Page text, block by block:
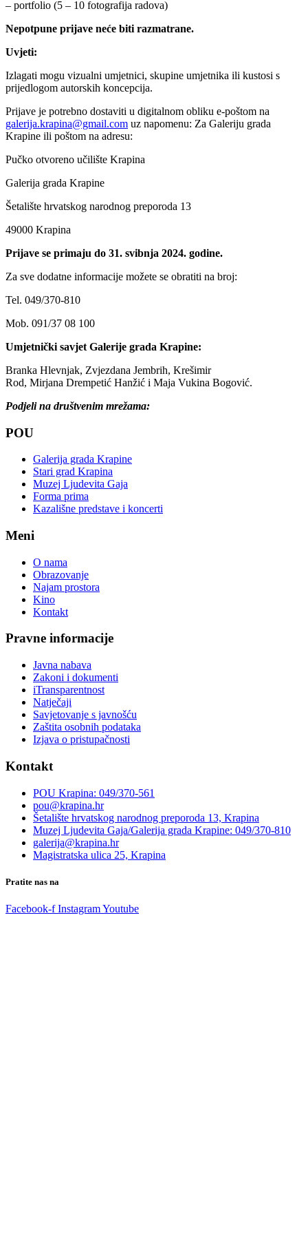
– portfolio (5 – 10 fotografija radova)
Nepotpune prijave neće biti razmatrane.
Uvjeti:
Izlagati mogu vizualni umjetnici, skupine umjetnika ili kustosi s
prijedlogom autorskih koncepcija.
Prijave je potrebno dostaviti u digitalnom obliku e-poštom na
galerija.krapina@gmail.com uz napomenu: Za Galeriju grada
Krapine ili poštom na adresu:
Pučko otvoreno učilište Krapina
Galerija grada Krapine
Šetalište hrvatskog narodnog preporoda 13
49000 Krapina
Prijave se primaju do 31. svibnja 2024. godine.
Za sve dodatne informacije možete se obratiti na broj:
Tel. 049/370-810
Mob. 091/37 08 100
Umjetnički savjet Galerije grada Krapine:
Branka Hlevnjak, Zvjezdana Jembrih, Krešimir
Rod, Mirjana Drempetić Hanžić i Maja Vukina Bogović.
Podjeli na društvenim mrežama:
POU
Galerija grada Krapine
Stari grad Krapina
Muzej Ljudevita Gaja
Forma prima
Kazališne predstave i koncerti
Meni
O nama
Obrazovanje
Najam prostora
Kino
Kontakt
Pravne informacije
Javna nabava
Zakoni i dokumenti
iTransparentnost
Natječaji
Savjetovanje s javnošću
Zaštita osobnih podataka
Izjava o pristupačnosti
Kontakt
POU Krapina: 049/370-561
pou@krapina.hr
Šetalište hrvatskog narodnog preporoda 13, Krapina
Muzej Ljudevita Gaja/Galerija grada Krapine: 049/370-810
galerija@krapina.hr
Magistratska ulica 25, Krapina
Pratite nas na
Facebook-f InstagramYoutube